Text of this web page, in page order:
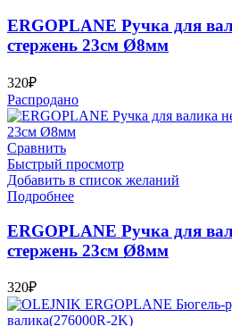
ERGOPLANE Ручка для
стержень 23см Ø8мм
320₽
Распродано
Сравнить
Быстрый просмотр
Добавить в список желаний
Подробнее
ERGOPLANE Ручка для
стержень 23см Ø8мм
320₽